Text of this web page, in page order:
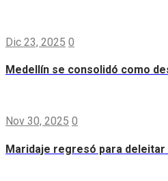
Dic 23, 2025 0
Medellín se consolidó como
Nov 30, 2025 0
Maridaje regresó para deleitar